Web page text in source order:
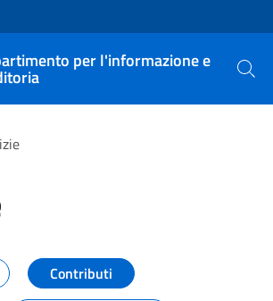
sito
per l'informazione e
Cerca
della pagina
Contributi